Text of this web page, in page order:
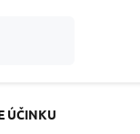
ÚČINKU